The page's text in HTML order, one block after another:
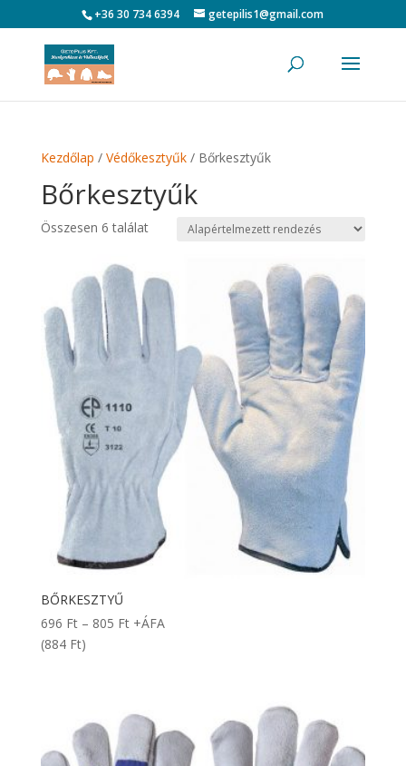
+36 30 734 6394 getepilis1@gmail.com
Kezdőlap / Védőkesztyűk/ Bőrkesztyűk
Bőrkesztyűk
Összesen 6 találat
BŐRKESZTYŰ
696 Ft – 805 FtÁrtartomány:
+ÁFA
(884 Ft)